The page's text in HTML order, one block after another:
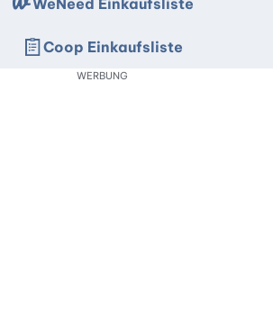
Coop Einkaufsliste
WERBUNG